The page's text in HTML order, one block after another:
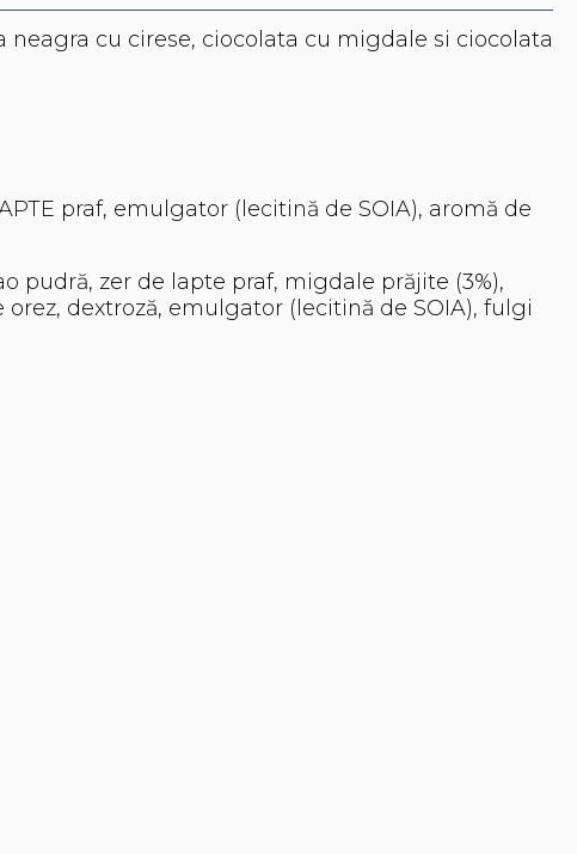
cu cirese, ciocolata cu migdale si ciocolata
praf, emulgator (lecitină de SOIA), aromă de
pudră, zer de lapte praf, migdale prăjite (3%),
dextroză, emulgator (lecitină de SOIA), fulgi